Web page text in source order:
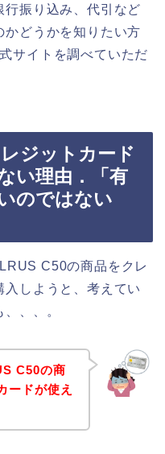
振り込み、代引など
どうかを知りたい方
サイトを調べていただ
ジットカード
い理由．「有
のではない
C50の商品をクレ
入しようと、考えてい
、、。
C50の商
ードが使え